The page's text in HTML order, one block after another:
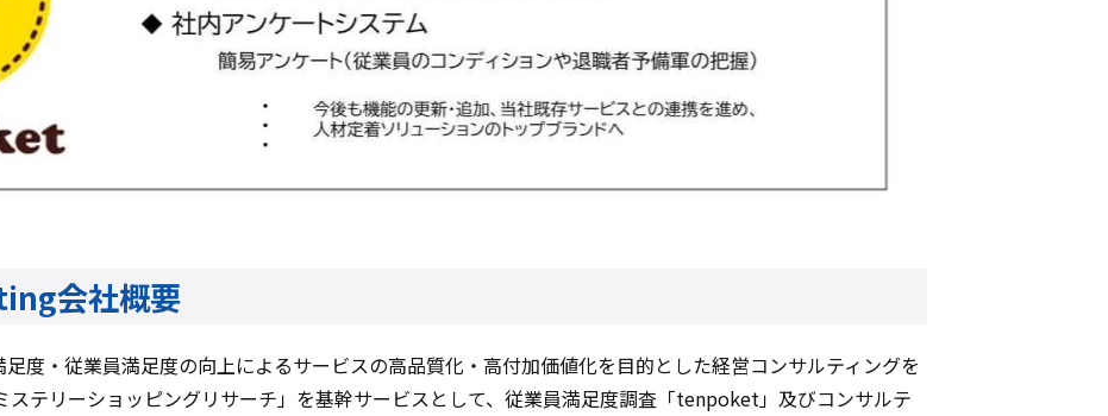
会社概要
度・従業員満足度の向上によるサービスの高品質化・高付加価値化を目的とした経営コンサルティングを
ステリーショッピングリサーチ」を基幹サービスとして、従業員満足度調査「tenpoket」及びコンサルテ